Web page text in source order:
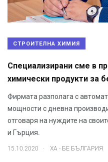
СТРОИТЕЛНА ХИМИЯ
Специализирани сме в
химически продукти за
Фирмата разполага с
мощности с дневна
отговаря на нуждите на
и Гърция.
15.10.2020 . ХА - БЕ БЪЛГАРИЯ